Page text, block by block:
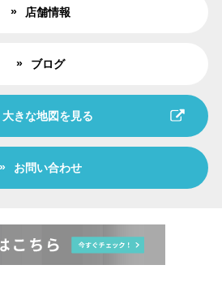
店舗情報
ブログ
大きな地図を見る
お問い合わせ